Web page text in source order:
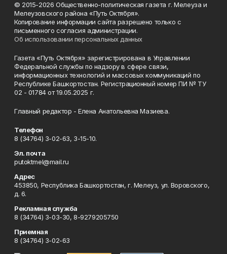
© 2015-2026 Общественно-политическая газета г. Мелеуза и
Мелеузовского района «Путь Октября».
Копирование информации сайта разрешено только с
письменного согласия администрации.
Об использовании персональных данных
Газета «Путь Октября» зарегистрирована в Управлении
Федеральной службы по надзору в сфере связи,
информационных технологий и массовых коммуникаций по
Республике Башкортостан. Регистрационный номер ПИ № ТУ
02 - 01784 от 19.05.2025 г.
Главный редактор - Елена Анатольевна Мазиева.
Телефон
8 (34764) 3-02-63, 3-15-10.
Эл. почта
putoktmel@mail.ru
Адрес
453850, Республика Башкортостан, г. Мелеуз, ул. Воровского,
д. 6.
Рекламная служба
8 (34764) 3-03-30, 8-9279205750
Приемная
8 (34764) 3-02-63